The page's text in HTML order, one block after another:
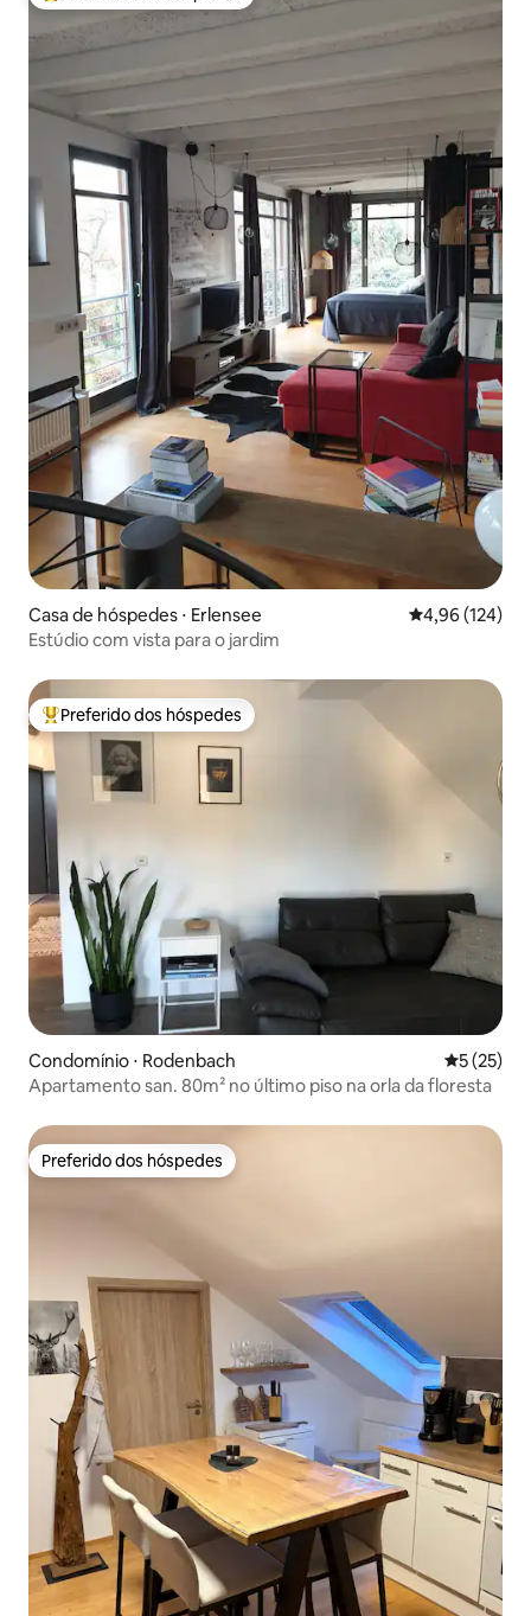
Casa de hóspedes ⋅ Erlensee 4,96 de uma
4,96 (124)
Estúdio com vista para o jardim
Entre os melhores preferidos dos hóspedes
Preferido dos hóspedes
Condomínio ⋅ Rodenbach 5 de uma
5 (25)
Apartamento san. 80m² no último piso na orla da floresta
Preferido dos hóspedes
Preferido dos hóspedes